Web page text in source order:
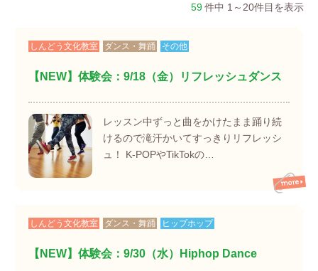
59件中 1～20件目を表示
しんどう文化教室 ダンス・舞踊 その他
【NEW】体験会：9/18（金）リフレッシュダンス
レッスン中ずっと曲をかけたまま踊り続
けるので滝汗かいてすっきりリフレッシ
ュ！ K-POPやTikTokの…
しんどう文化教室 ダンス・舞踊 ヒップホップ
【NEW】体験会：9/30（水）Hiphop Dance